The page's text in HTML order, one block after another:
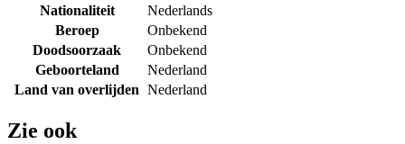
Nationaliteit
Nederlands
Beroep
Onbekend
Doodsoorzaak
Onbekend
Geboorteland
Nederland
Land van overlijden Nederland
Zie ook